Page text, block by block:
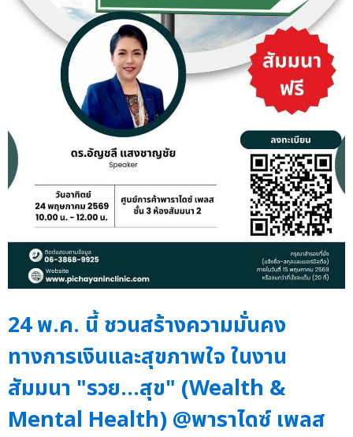
24 พ.ค. นี้ ชวนสร้างความมั่นคง
ทางการเงินและสุขภาพใจ ในงาน
สัมมนา "รวย…สุข" (Wealth &
Mental Health) @พาราไดซ์ เพลส